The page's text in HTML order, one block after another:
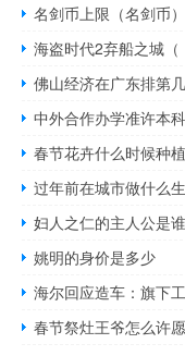
名剑币上限（名剑币）
海盗时代2弃船之城（
佛山经济在广东排第几
中外合作办学准许本
春节花卉什么时候种植
过年前在城市做什么
妇人之仁的主人公是
姚明的身价是多少
春节祭灶王爷怎么许愿